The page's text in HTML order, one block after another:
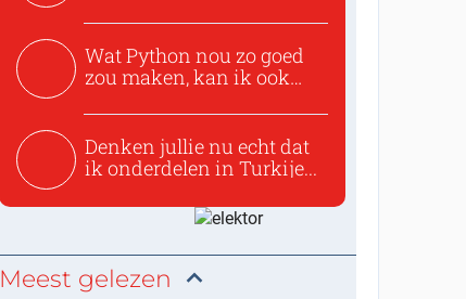
Wat Python nou zo goed
zou maken, kan ik ook
Denken jullie nu echt dat
ik onderdelen in Turkije...
Meest gelezen